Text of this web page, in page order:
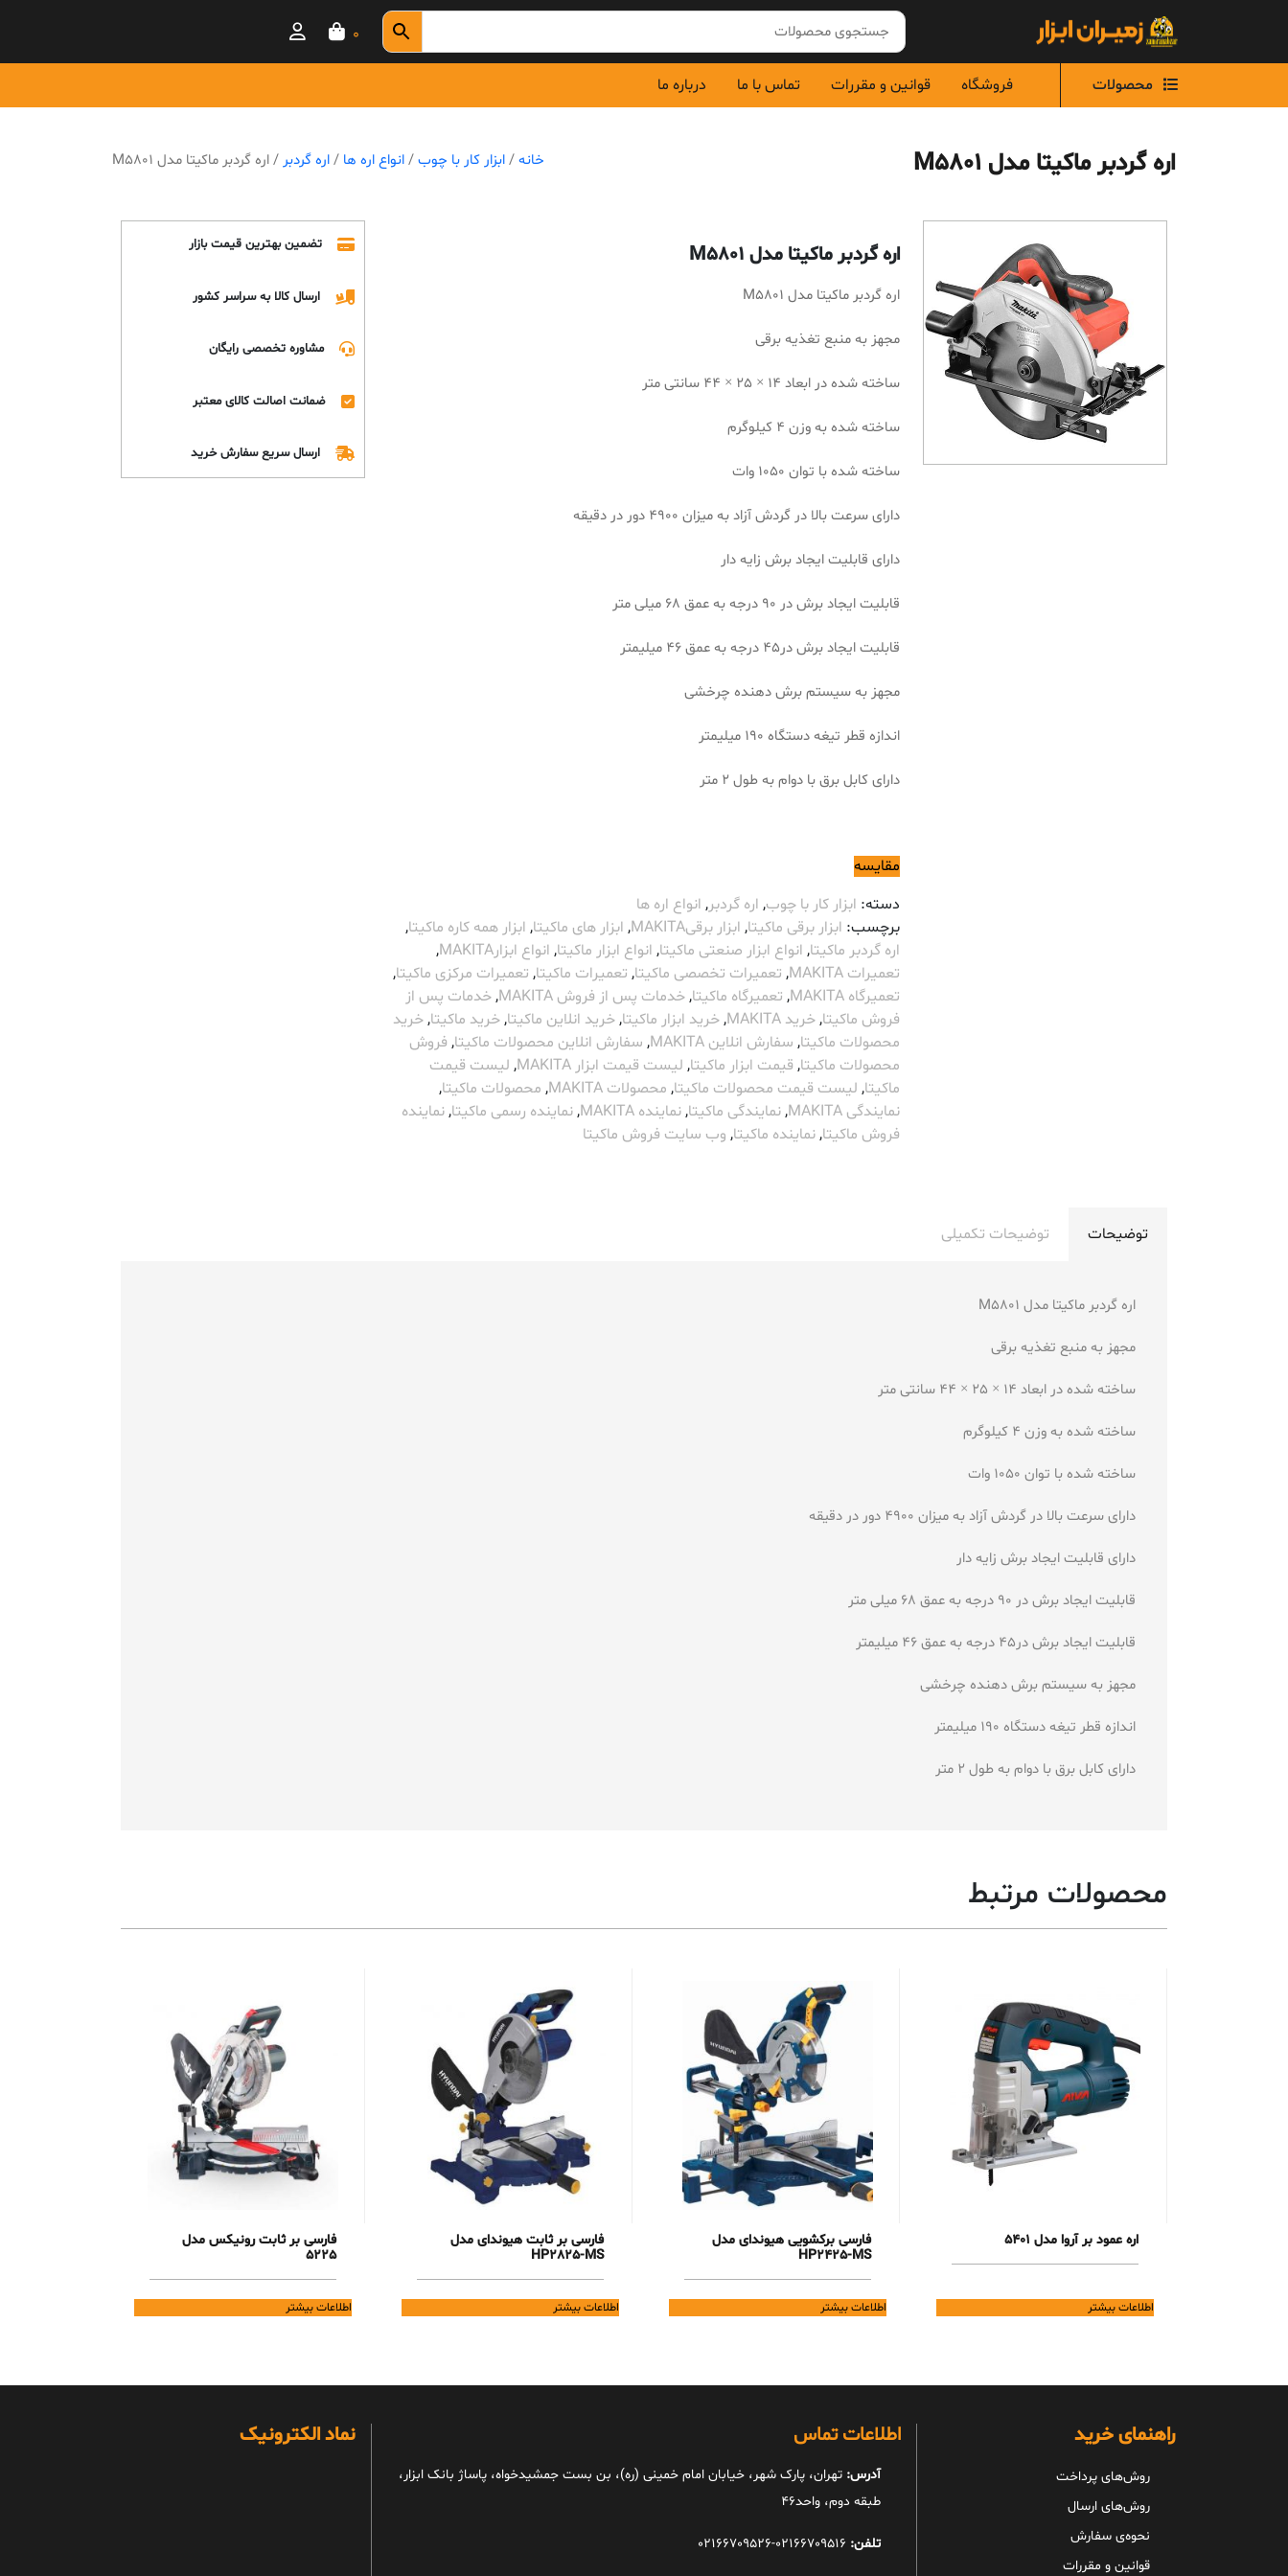
0
محصولات فروشگاه قوانین و مقررات تماس با ما درباره ما
اره گردبر ماکیتا مدل M5801 خانه /ابزار کار با چوب /انواع اره ها /اره گردبر / اره گردبر ماکیتا مدل M5801
اره گردبر ماکیتا مدل M5801
اره گردبر ماکیتا مدل M5801
مجهز به منبع تغذیه برقی
ساخته شده در ابعاد 14 × 25 × 44 سانتی متر
ساخته شده به وزن 4 کیلوگرم
ساخته شده با توان 1050 وات
دارای سرعت بالا در گردش آزاد به میزان 4900 دور در دقیقه
دارای قابلیت ایجاد برش زایه دار
قابلیت ایجاد برش در 90 درجه به عمق 68 میلی متر
قابلیت ایجاد برش در45 درجه به عمق 46 میلیمتر
مجهز به سیستم برش دهنده چرخشی
اندازه قطر تیغه دستگاه 190 میلیمتر
دارای کابل برق با دوام به طول 2 متر
مقایسه
دسته: ابزار کار با چوب, اره گردبر, انواع اره ها
برچسب: ابزار برقی ماکیتا, ابزار برقیMAKITA , ابزار های ماکیتا, ابزار همه کاره ماکیتا,
اره گردبر ماکیتا, انواع ابزار صنعتی ماکیتا, انواع ابزار ماکیتا, انواع ابزارMAKITA
,
تعمیرات MAKITA
, تعمیرات تخصصی ماکیتا, تعمیرات ماکیتا, تعمیرات مرکزی ماکیتا,
تعمیرگاه MAKITA
, تعمیرگاه ماکیتا,خدمات پس از فروش MAKITA ,خدمات پس از
فروش ماکیتا,خرید MAKITA ,خرید ابزار ماکیتا,خرید انلاین ماکیتا,خرید ماکیتا,خرید
محصولات ماکیتا, سفارش انلاین MAKITA , سفارش انلاین محصولات ماکیتا, فروش
محصولات ماکیتا, قیمت ابزار ماکیتا, لیست قیمت ابزار MAKITA , لیست قیمت
ماکیتا, لیست قیمت محصولات ماکیتا, محصولات MAKITA , محصولات ماکیتا,
نمایندگی MAKITA
,نمایندگی ماکیتا,نماینده MAKITA ,نماینده رسمی ماکیتا,نماینده
فروش ماکیتا,نماینده ماکیتا, وب سایت فروش ماکیتا
تضمین بهترین قیمت بازار
ارسال کالا به سراسر کشور
مشاوره تخصصی رایگان
ضمانت اصالت کالای معتبر
ارسال سریع سفارش خرید
توضیحات توضیحات تکمیلی
اره گردبر ماکیتا مدل M5801
مجهز به منبع تغذیه برقی
ساخته شده در ابعاد 14 × 25 × 44 سانتی متر
ساخته شده به وزن 4 کیلوگرم
ساخته شده با توان 1050 وات
دارای سرعت بالا در گردش آزاد به میزان 4900 دور در دقیقه
دارای قابلیت ایجاد برش زایه دار
قابلیت ایجاد برش در 90 درجه به عمق 68 میلی متر
قابلیت ایجاد برش در45 درجه به عمق 46 میلیمتر
مجهز به سیستم برش دهنده چرخشی
اندازه قطر تیغه دستگاه 190 میلیمتر
دارای کابل برق با دوام به طول 2 متر
محصولات مرتبط
اره عمود بر آروا مدل 5401
اطلاعات بیشتر
فارسی برکشویی هیوندای مدل
HP2425-MS
اطلاعات بیشتر
فارسی بر ثابت هیوندای مدل
HP2825-MS
اطلاعات بیشتر
فارسی بر ثابت رونیکس مدل
5225
اطلاعات بیشتر
راهنمای خرید
روش‌های پرداخت
روش‌های ارسال
نحوه‌ی سفارش
قوانین و مقررات
اطلاعات تماس
آدرس: تهران، پارک شهر، خیابان امام خمینی (ره)، بن بست جمشیدخواه، پاساژ بانک ابزار،
طبقه دوم، واحد46
تلفن:
نماد الکترونیک